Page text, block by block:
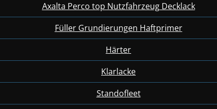
Axalta Perco top Nutzfahrzeug Decklack
Füller Grundierungen Haftprimer
Härter
Klarlacke
Standofleet